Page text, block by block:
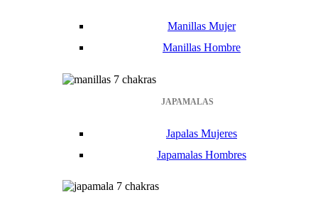
Manillas Mujer
Manillas Hombre
JAPAMALAS
Japalas Mujeres
Japamalas Hombres